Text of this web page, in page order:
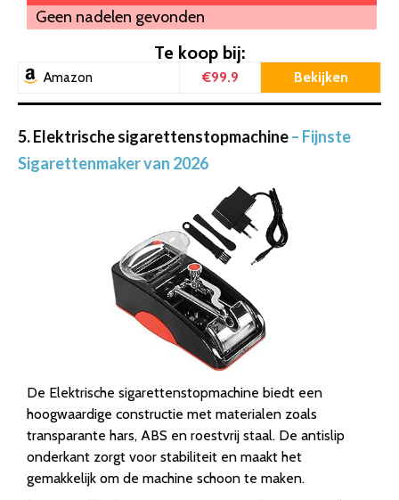
Geen nadelen gevonden
Te koop bij:
Amazon €99.9 Bekijken
5. Elektrische sigarettenstopmachine– Fijnste
Sigarettenmaker van 2026
De Elektrische sigarettenstopmachine biedt een
hoogwaardige constructie met materialen zoals
transparante hars, ABS en roestvrij staal. De antislip
onderkant zorgt voor stabiliteit en maakt het
gemakkelijk om de machine schoon te maken.